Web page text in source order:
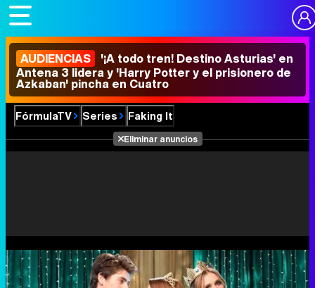
AUDIENCIAS '¡A todo tren! Destino Asturias' en
Antena 3 lidera y 'Harry Potter y el prisionero de
Azkaban' pincha en Cuatro
FórmulaTV Series Faking It
Eliminar anuncios